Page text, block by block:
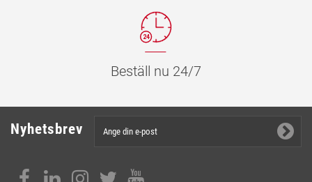
Beställ nu 24/7
Nyhetsbrev